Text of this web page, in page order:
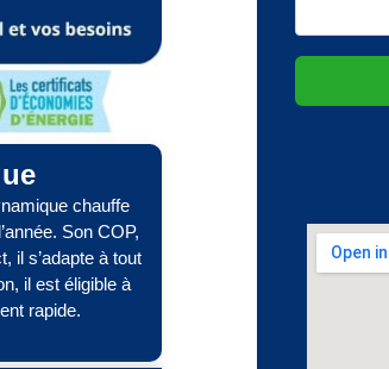
chauffe
Son COP,
il s’adapte à tout
il est éligible à
rapide.